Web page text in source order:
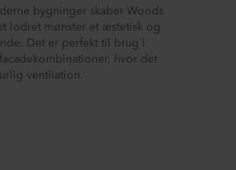
bygninger skaber Woods
lodret mønster et æstetisk og
Det er perfekt til brug i
hvor det
ventilation.